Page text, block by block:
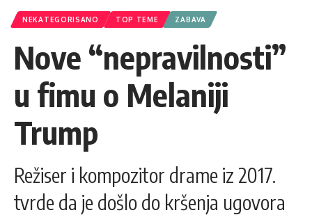
NEKATEGORISANO TOP TEME ZABAVA
Nove “nepravilnosti”
u fimu o Melaniji
Trump
Režiser i kompozitor drame iz 2017.
tvrde da je došlo do kršenja ugovora